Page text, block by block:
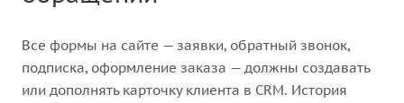
Все формы на сайте — заявки, обратный звонок,
подписка, оформление заказа — должны создавать
или дополнять карточку клиента в CRM. История